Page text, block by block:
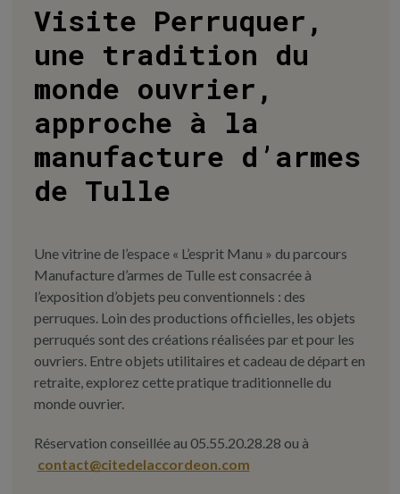
Visite Perruquer,
une tradition du
monde ouvrier,
approche à la
manufacture d’armes
de Tulle
Une vitrine de l’espace « L’esprit Manu » du parcours
Manufacture d’armes de Tulle est consacrée à
l’exposition d’objets peu conventionnels : des
perruques. Loin des productions officielles, les objets
perruqués sont des créations réalisées par et pour les
ouvriers. Entre objets utilitaires et cadeau de départ en
retraite, explorez cette pratique traditionnelle du
monde ouvrier.
Réservation conseillée au 05.55.20.28.28 ou à
contact@citedelaccordeon.com